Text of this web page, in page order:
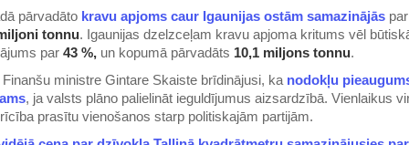
pārvadāto kravu apjoms caur Igaunijas ostām samazinājās
tonnu. Igaunijas dzelzceļam kravu apjoma kritums vēl
par 43 %, un kopumā pārvadāts 10,1 miljons tonnu.
ministre Gintare Skaiste brīdinājusi, ka nodokļu
, ja valsts plāno palielināt ieguldījumus aizsardzībā. Vienlaikus
prasītu vienošanos starp politiskajām partijām.